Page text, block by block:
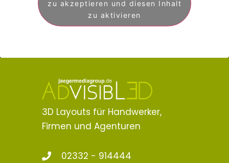
zu akzeptieren und diesen Inhalt
zu aktivieren
3D Layouts für Handwerker,
Firmen und Agenturen
02332 - 914444